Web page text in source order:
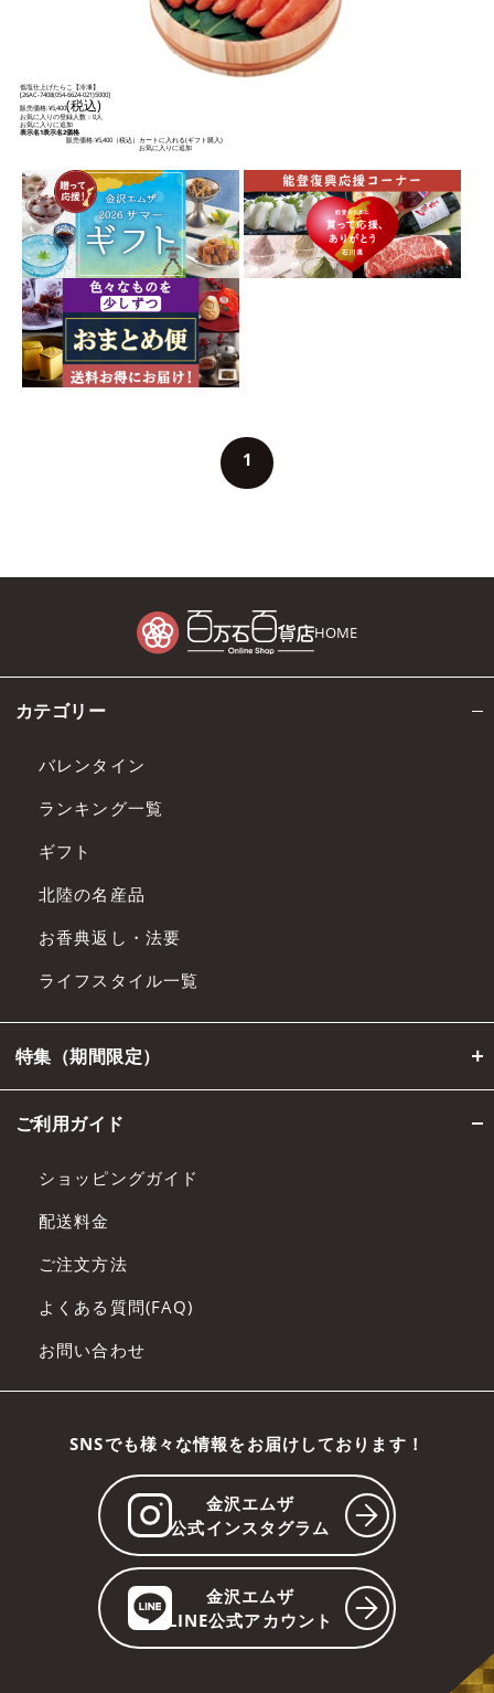
低塩仕上げたらこ【冷凍】
[26AC-7408(054-6624-021)5000]
販売価格:¥5,400(税込)
お気に入りの登録人数：0人
お気に入りに追加
表示名1表示名2価格
販売価格:¥5,400（税込） カートに入れる(ギフト購入)
お気に入りに追加
1
HOME
カテゴリー
バレンタイン
ランキング一覧
ギフト
北陸の名産品
お香典返し・法要
ライフスタイル一覧
特集（期間限定）
ご利用ガイド
ショッピングガイド
配送料金
ご注文方法
よくある質問(FAQ)
お問い合わせ
SNSでも様々な情報をお届けしております！
金沢エムザ
公式インスタグラム
金沢エムザ
LINE公式アカウント